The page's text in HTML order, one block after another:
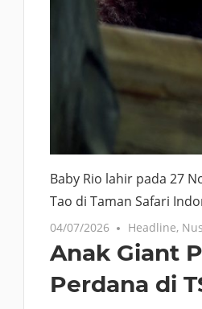
Baby Rio lahir pada 27
Tao di Taman Safari
04/07/2026 No comments
Headline,
Anak Giant
Perdana di